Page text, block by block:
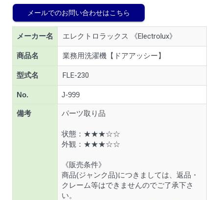
メールでのお問い合わせはこちら
メーカー名 エレクトロラックス 《Electrolux》
商品名 業務用洗濯機【ドアアッシー】
型式名 FLE-230
No. J-999
備考 パーツ取り品
状態：★★★☆☆
外観：★★★☆☆
《販売条件》
商品(ジャンク品)につきましては、返品・
クレーム等はできませんのでご了承下さ
い。